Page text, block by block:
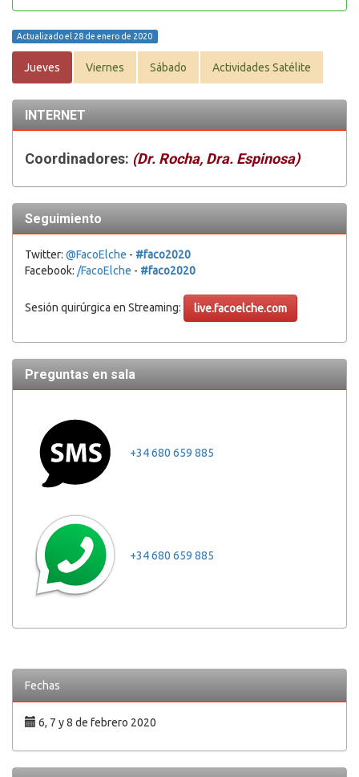
Actualizado el 28 de enero de 2020
Jueves Viernes Sábado Actividades Satélite
INTERNET
Coordinadores: (Dr. Rocha, Dra. Espinosa)
Seguimiento
Twitter: @FacoElche - #faco2020
Facebook: /FacoElche - #faco2020
Sesión quirúrgica en Streaming: live.facoelche.com
Preguntas en sala
+34 680 659 885
+34 680 659 885
Fechas
6, 7 y 8 de febrero 2020